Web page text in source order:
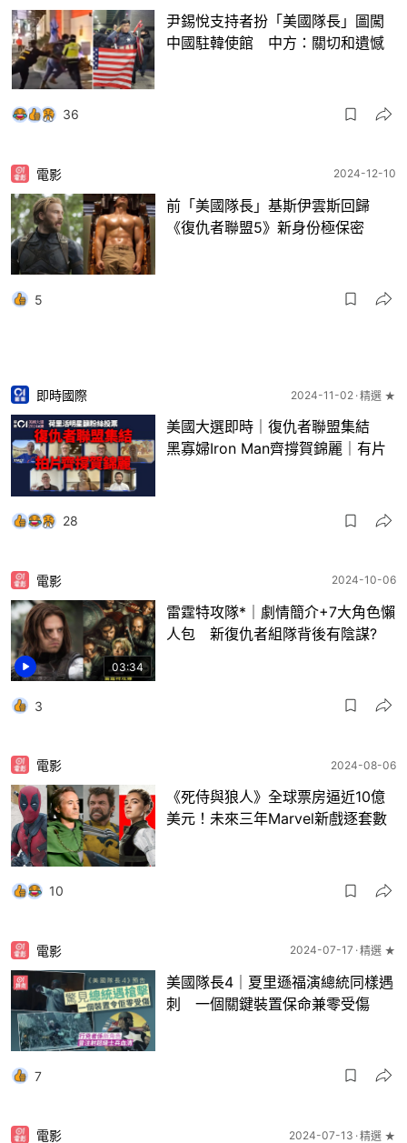
尹錫悅支持者扮「美國隊長」圖闖
中國駐韓使館 中方：關切和遺憾
36
電影 2024-12-10
前「美國隊長」基斯伊雲斯回歸
《復仇者聯盟5》新身份極保密
5
即時國際 2024-11-02 精選 ★
美國大選即時｜復仇者聯盟集結
黑寡婦Iron Man齊撐賀錦麗｜有片
28
03:34
電影 2024-10-06
雷霆特攻隊*｜劇情簡介+7大角色懶
人包 新復仇者組隊背後有陰謀?
3
電影 2024-08-06
《死侍與狼人》全球票房逼近10億
美元！未來三年Marvel新戲逐套數
10
電影 2024-07-17 精選 ★
美國隊長4｜夏里遜福演總統同樣遇
刺 一個關鍵裝置保命兼零受傷
7
電影 2024-07-13 精選 ★